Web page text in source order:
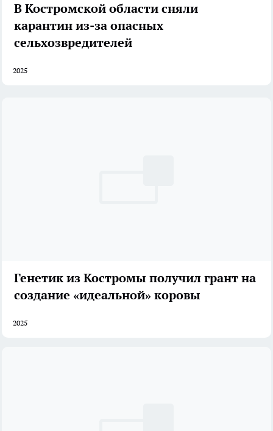
В Костромской области сняли
карантин из-за опасных
сельхозвредителей
2025
Генетик из Костромы получил грант на
создание «идеальной» коровы
2025